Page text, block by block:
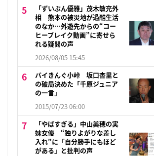
「ずいぶん優雅」茂木敏充外
相 熊本の被災地が過酷生活
のなか…外遊先からの“コー
ヒーブレイク動画”に寄せら
れる疑問の声
2026/08/05 15:45
バイきんぐ小峠 坂口杏里と
の破局決めた「千原ジュニア
の一言」
2015/07/23 06:00
「やばすぎる」中山美穂の実
妹女優 “独りよがりな差し
入れ”に「自分勝手にもほど
がある」と批判の声